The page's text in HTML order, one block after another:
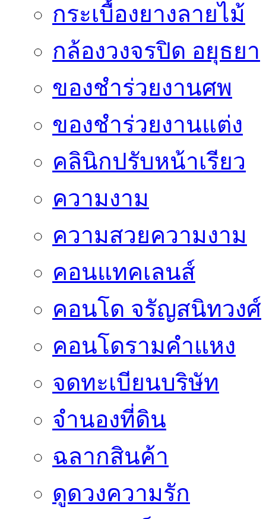
กระเบื้องยางลายไม้
กล้องวงจรปิด อยุธยา
ของชำร่วยงานศพ
ของชำร่วยงานแต่ง
คลินิกปรับหน้าเรียว
ความงาม
ความสวยความงาม
คอนแทคเลนส์
คอนโด จรัญสนิทวงศ์
คอนโดรามคำแหง
จดทะเบียนบริษัท
จำนองที่ดิน
ฉลากสินค้า
ดูดวงความรัก